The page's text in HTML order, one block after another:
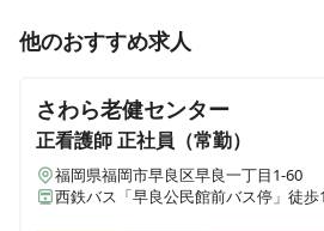
准看護師 正社員（常勤）
【賞与4.2ヶ月｜残業ほぼなし｜手
良好の介護老人保健施設です♪《朝
他のおすすめ求人
さわら老健センター
正看護師正社員（常勤）
福岡県福岡市早良区早良一丁目1-60
西鉄バス「早良公民館前バス停」徒歩